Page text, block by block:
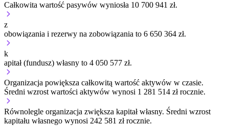
Całkowita wartość pasywów wyniosła 10 700 941 zł.
z
obowiązania i rezerwy na zobowiązania to 6 650 364 zł.
k
apitał (fundusz) własny to 4 050 577 zł.
Organizacja powiększa całkowitą wartość aktywów w czasie.
Średni wzrost wartości aktywów wynosi 1 281 514 zł rocznie.
Równolegle organizacja zwiększa kapitał własny. Średni wzrost
kapitału własnego wynosi 242 581 zł rocznie.